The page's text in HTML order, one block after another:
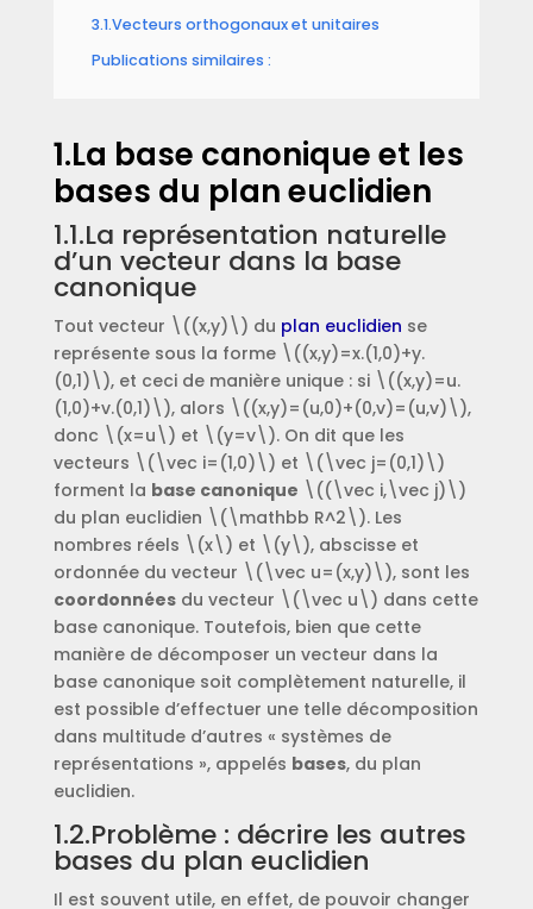
3.1.Vecteurs orthogonaux et unitaires
Publications similaires :
1.La base canonique et les
bases du plan euclidien
1.1.La représentation naturelle
d’un vecteur dans la base
canonique
Tout vecteur \((x,y)\) du plan euclidien se
représente sous la forme \((x,y)=x.(1,0)+y.
(0,1)\), et ceci de manière unique : si \((x,y)=u.
(1,0)+v.(0,1)\), alors \((x,y)=(u,0)+(0,v)=(u,v)\),
donc \(x=u\) et \(y=v\). On dit que les
vecteurs \(\vec i=(1,0)\) et \(\vec j=(0,1)\)
forment la base canonique \((\vec i,\vec j)\)
du plan euclidien \(\mathbb R^2\). Les
nombres réels \(x\) et \(y\), abscisse et
ordonnée du vecteur \(\vec u=(x,y)\), sont les
coordonnéesdu vecteur \(\vec u\) dans cette
base canonique. Toutefois, bien que cette
manière de décomposer un vecteur dans la
base canonique soit complètement naturelle, il
est possible d’effectuer une telle décomposition
dans multitude d’autres « systèmes de
représentations », appelés bases, du plan
euclidien.
1.2.Problème : décrire les autres
bases du plan euclidien
Il est souvent utile, en effet, de pouvoir changer